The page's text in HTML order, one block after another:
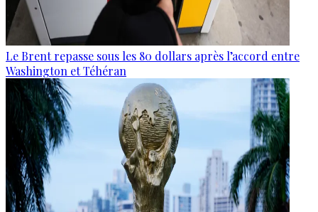
Le Brent repasse sous les 80 dollars après l’accord entre
Washington et Téhéran